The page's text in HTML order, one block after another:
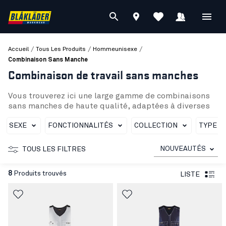
Accueil / Tous Les Produits / Hommeunisexe /
Combinaison Sans Manche
Combinaison de travail sans manches
Vous trouverez ici une large gamme de combinaisons
sans manches de haute qualité, adaptées à diverses
conçues pour offrir un maximum de confort et de
vous ayez besoin d’une protection dans un
environnement de travail dangereux, nous avons
quelques-unes des combinaisons sans manches que
La combinaison sans manches Peintre de Blåkläder
(25321210)est spécialement conçue pour répondre
aux besoins des professionnels de la peinture. Avec
SEXE FONCTIONNALITÉS COLLECTION TYPE
TOUS LES FILTRES NOUVEAUTÉS
8 Produits trouvés LISTE